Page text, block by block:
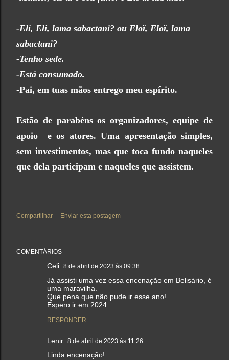
-Elí, Elí, lama sabactani? ou Eloï, Eloï, lama
sabactani?
-Tenho sede.
-Está consumado.
-Pai, em tuas mãos entrego meu espírito.
Estão de parabéns os organizadores, equipe de
apoio e os atores. Uma apresentação simples,
sem investimentos, mas que toca fundo naqueles
que dela participam e naqueles que assistem.
Compartilhar Enviar esta postagem
COMENTÁRIOS
Celi 8 de abril de 2023 às 09:38
Já assisti uma vez essa encenação em Belisário, é
uma maravilha.
Que pena que não pude ir esse ano!
Espero ir em 2024
RESPONDER
Lenir 8 de abril de 2023 às 11:26
Linda encenação!